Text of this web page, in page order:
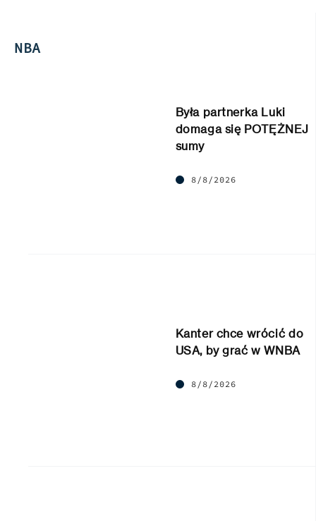
NBA
Była partnerka Luki
domaga się POTĘŻNEJ
sumy
8/8/2026
Kanter chce wrócić do
USA, by grać w WNBA
8/8/2026